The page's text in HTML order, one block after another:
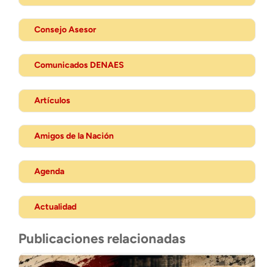
Consejo Asesor
Comunicados DENAES
Artículos
Amigos de la Nación
Agenda
Actualidad
Publicaciones relacionadas